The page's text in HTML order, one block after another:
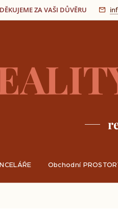
ZA VAŠI DŮVĚRU
Obchodní